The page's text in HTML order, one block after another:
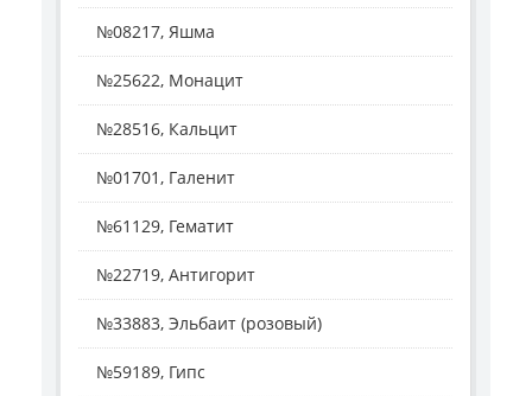
№08217, Яшма
№25622, Монацит
№28516, Кальцит
№01701, Галенит
№61129, Гематит
№22719, Антигорит
№33883, Эльбаит (розовый)
№59189, Гипс